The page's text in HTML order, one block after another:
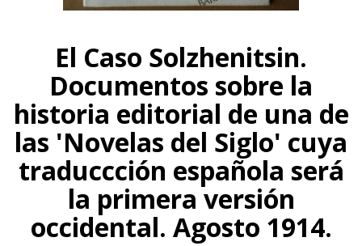
El Caso Solzhenitsin.
Documentos sobre la
historia editorial de una de
las 'Novelas del Siglo' cuya
traduccción española será
la primera versión
occidental. Agosto 1914.